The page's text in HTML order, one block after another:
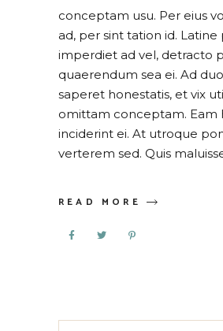
conceptam usu. Per eius
ad, per sint tation id.
imperdiet ad vel, detracto
quaerendum sea ei. Ad
saperet honestatis, et vix
omittam conceptam. Eam
inciderint ei. At utroque
verterem sed. Quis
READ MORE